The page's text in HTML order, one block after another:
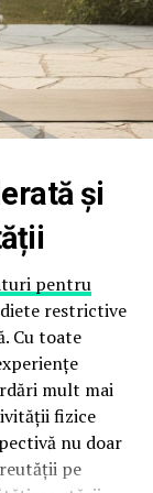
ȘI
petițiilor”.
masacrate
neagră” a
iveală un
cel care
pentru
dosar de
și
pentru
restrictive
Cu toate
mult mai
fizice
nu doar
pe